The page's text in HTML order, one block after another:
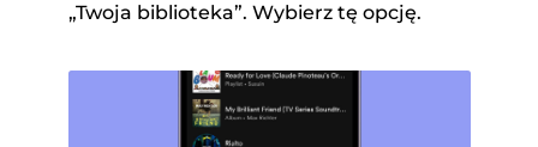
„Twoja biblioteka”. Wybierz tę opcję.